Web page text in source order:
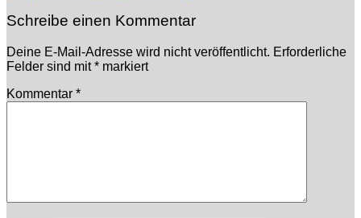
Schreibe einen Kommentar
Deine E-Mail-Adresse wird nicht veröffentlicht. Erforderliche
Felder sind mit* markiert
Kommentar *